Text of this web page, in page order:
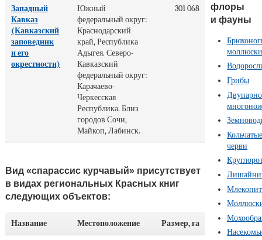
Западный
Кавказ
(Кавказский
заповедник
и его
окрестности)
Южный
федеральный округ:
Краснодарский
край, Республика
Адыгея. Северо-
Кавказский
федеральный округ:
Карачаево-
Черкесская
Республика. Близ
городов Сочи,
Майкоп, Лабинск.
301 068
Вид «спарассис курчавый» присутствует
в видах региональных Красных книг
следующих объектов:
Название Местоположение Размер, га
флоры
и фауны
Грибы
черви